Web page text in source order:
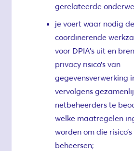
gerelateerde
je voert waar nodig de
coördinerende
voor DPIA’s uit en
privacy risico’s van
gegevensverwerking
vervolgens
netbeheerders te
welke maatregelen
worden om die
beheersen;